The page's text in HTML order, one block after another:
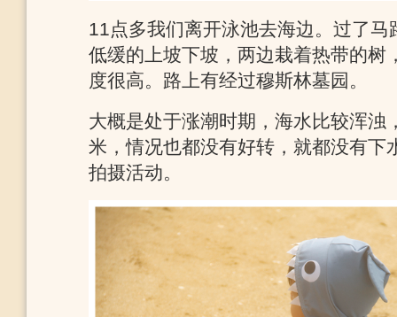
11点多我们离开泳池去海边。过了
低缓的上坡下坡，两边栽着热带的树
度很高。路上有经过穆斯林墓园。
大概是处于涨潮时期，海水比较浑浊
米，情况也都没有好转，就都没有下
拍摄活动。